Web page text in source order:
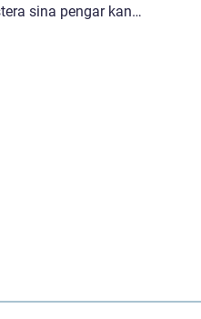
sina pengar kan